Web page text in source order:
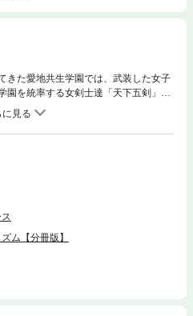
きた愛地共生学園では、武装した女子
を統率する女剣士達「天下五剣」
「無刀」で反逆することになるのだ
ム【分冊版】